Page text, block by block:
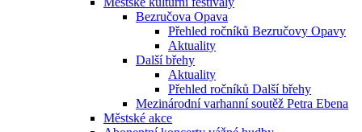
Bezručova Opava
Přehled ročníků Bezručovy Opavy
Aktuality
Další břehy
Aktuality
Přehled ročníků Další břehy
Mezinárodní varhanní soutěž Petra Ebena
Městské akce